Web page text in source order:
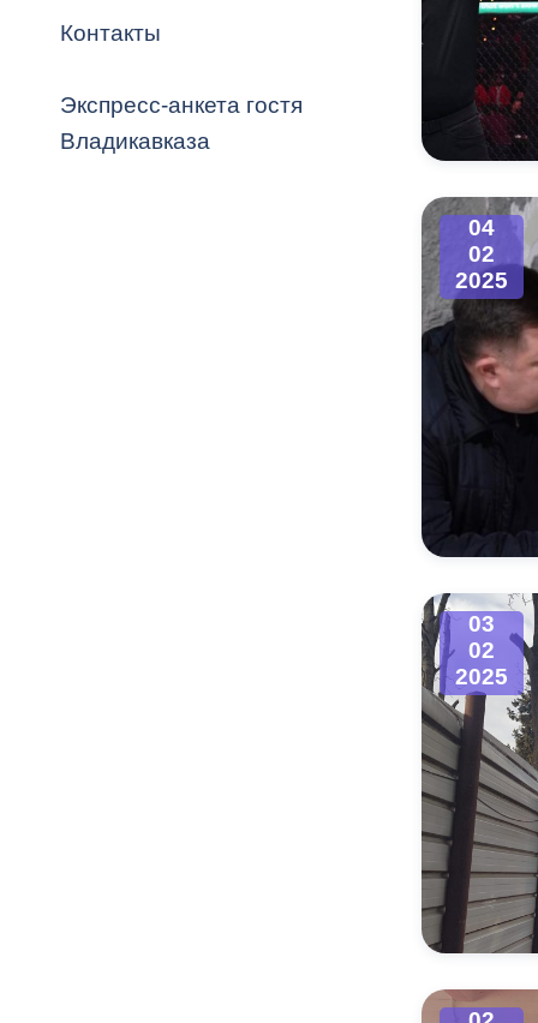
ОРВ и
Оценка
местного
Открытые
проверок
Контакты
Экспресс-анкета гостя
Владикавказа
04
02
2025
03
02
2025